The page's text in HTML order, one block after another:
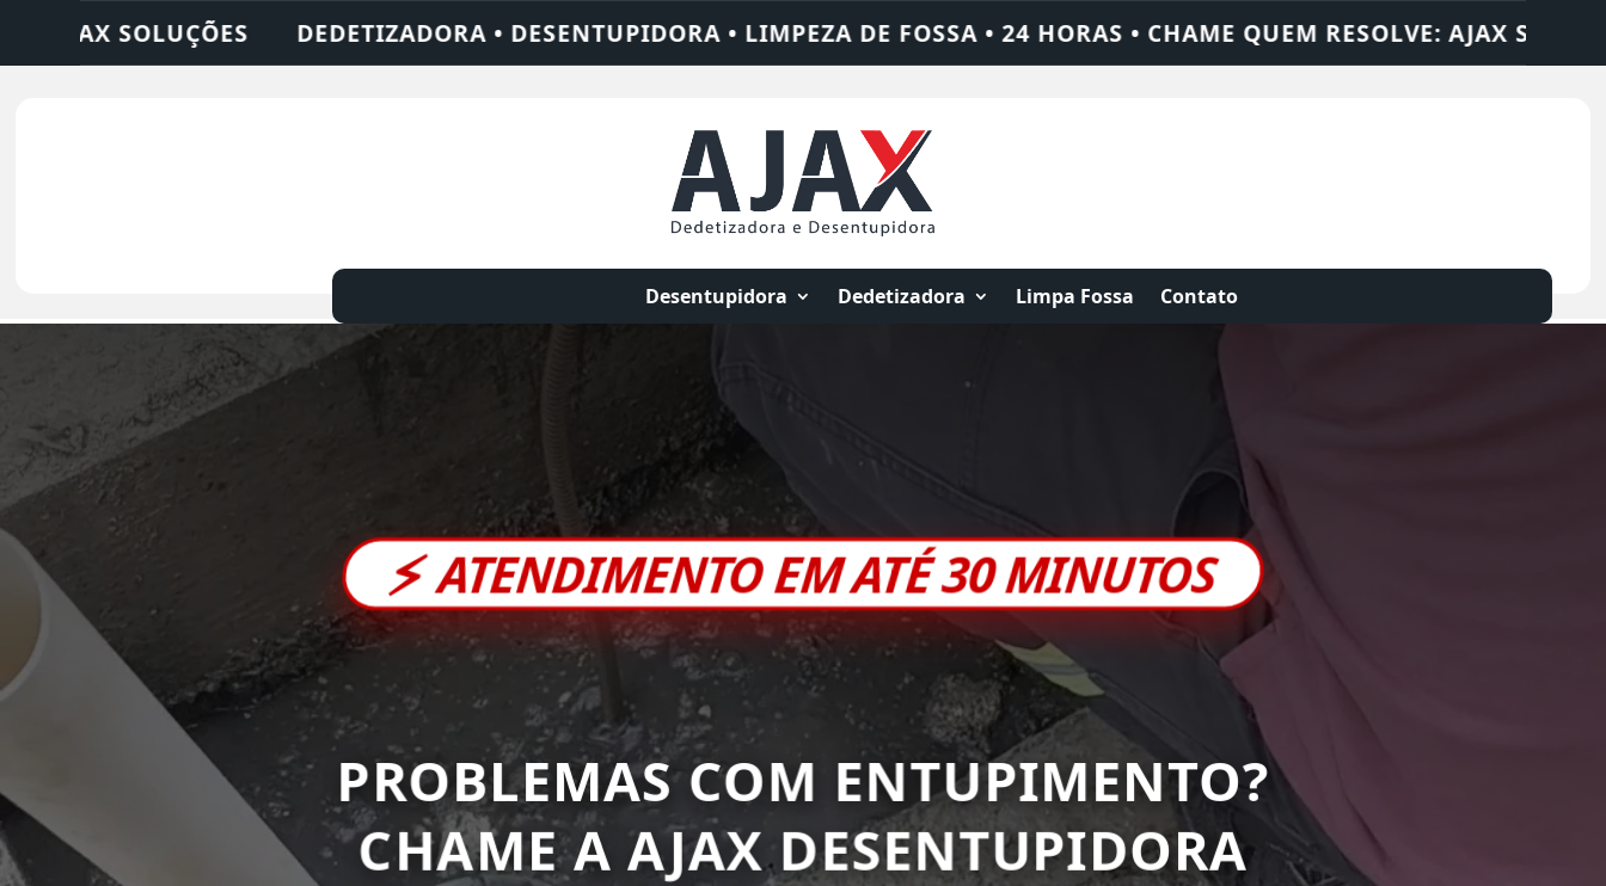
• DESENTUPIDORA • LIMPEZA DE FOSSA • 24 HORAS • CHAME QUEM RESOLVE: AJAX SOLUÇÕES DEDETIZADORA •
Desentupidora Dedetizadora Limpa Fossa Contato
⚡ATENDIMENTO EM ATÉ 30 MINUTOS
PROBLEMAS COM ENTUPIMENTO?
CHAME AAJAX DESENTUPIDORA